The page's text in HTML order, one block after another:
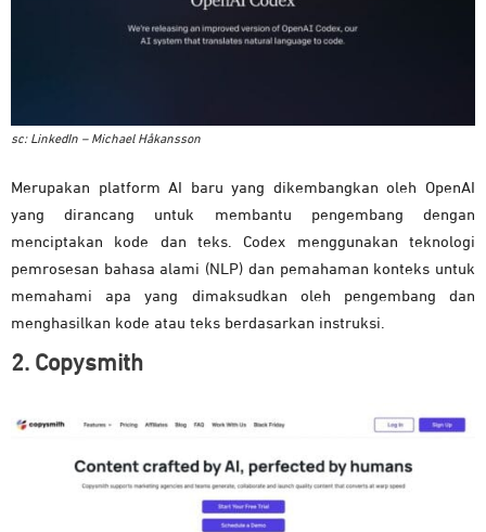
sc: LinkedIn – Michael Håkansson
Merupakan platform AI baru yang dikembangkan oleh OpenAI
yang dirancang untuk membantu pengembang dengan
menciptakan kode dan teks. Codex menggunakan teknologi
pemrosesan bahasa alami (NLP) dan pemahaman konteks untuk
memahami apa yang dimaksudkan oleh pengembang dan
menghasilkan kode atau teks berdasarkan instruksi.
2. Copysmith